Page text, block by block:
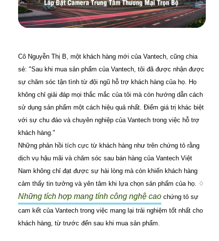
Cô Nguyễn Thị B, một khách hàng mới của Vantech, cũng chia
sẻ: "Sau khi mua sản phẩm của Vantech, tôi đã được nhận được
sự chăm sóc tận tình từ đội ngũ hỗ trợ khách hàng của họ. Họ
không chỉ giải đáp mọi thắc mắc của tôi mà còn hướng dẫn cách
sử dụng sản phẩm một cách hiệu quả nhất. Điểm giá trị khác biệt
với sự chu đáo và chuyên nghiệp của Vantech trong việc hỗ trợ
khách hàng."
Những phản hồi tích cực từ khách hàng như trên chứng tỏ rằng
dịch vụ hậu mãi và chăm sóc sau bán hàng của Vantech Việt
Nam không chỉ đạt được sự hài lòng mà còn khiến khách hàng
cảm thấy tin tưởng và yên tâm khi lựa chọn sản phẩm của họ. ♢
Những tích hợp mang tính công nghệ cao chứng tỏ sự
cam kết của Vantech trong việc mang lại trải nghiệm tốt nhất cho
khách hàng, từ trước đến sau khi mua sản phẩm.